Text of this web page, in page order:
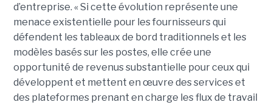
d’entreprise. « Si cette évolution représente une
menace existentielle pour les fournisseurs qui
défendent les tableaux de bord traditionnels et les
modèles basés sur les postes, elle crée une
opportunité de revenus substantielle pour ceux qui
développent et mettent en œuvre des services et
des plateformes prenant en charge les flux de travail